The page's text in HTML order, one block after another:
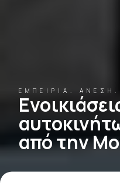
ΕΜΠΕΙΡΊΑ.
από την